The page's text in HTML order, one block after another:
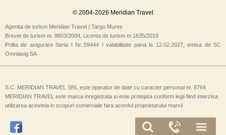
© 2004-2026 Meridian Travel
Agentia de turism Meridian Travel | Targu Mures
Brevet de turism nr. 8603/2004, Licenta de turism nr.1635/2019
Polita de asigurare Seria I Nr..59444 / valabilitate pana la 12.02.2027, emisa de SC
Omniasig SA
S.C. MERIDIAN TRAVEL SRL este operator de date cu caracter personal nr. 8764
MERIDIAN TRAVEL este marca inregistrata si este protejata conform legii fiind interzisa
utilizarea acesteia in scopuri comerciale fara acordul proprietarului marcii